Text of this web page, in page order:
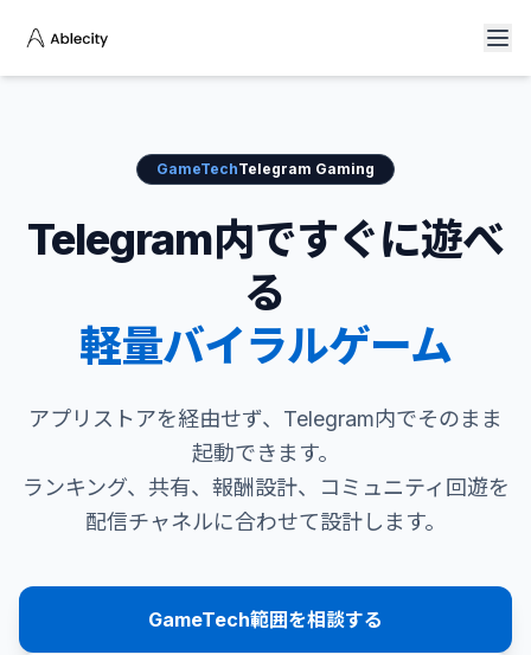
GameTechTelegram Gaming
Telegram内ですぐに遊べ
る
軽量バイラルゲーム
アプリストアを経由せず、Telegram内でそのまま
起動できます。
ランキング、共有、報酬設計、コミュニティ回遊を
配信チャネルに合わせて設計します。
GameTech範囲を相談する